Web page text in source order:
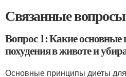
Связанные
Вопрос 1: Какие
похудения в животе и
Основные принципы диеты